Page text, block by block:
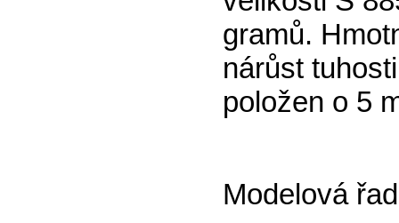
gramů.
nárůst
položen o 5
Modelová